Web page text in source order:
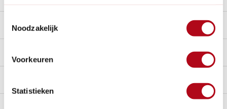
Noodzakelijk
Voorkeuren
Statistieken
Beschrijving